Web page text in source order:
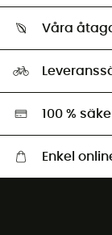
Retur &
Ambassadörer
Våra
Miljöanpassat urval
100 %
Enkel
Gratis retur inom